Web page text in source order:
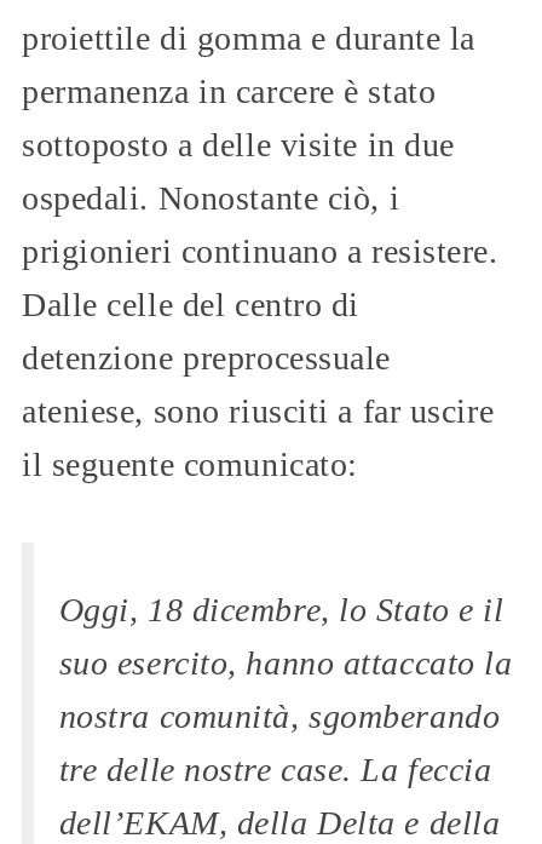
proiettile di gomma e durante la
permanenza in carcere è stato
sottoposto a delle visite in due
ospedali. Nonostante ciò, i
prigionieri continuano a resistere.
Dalle celle del centro di
detenzione preprocessuale
ateniese, sono riusciti a far uscire
il seguente comunicato:
Oggi, 18 dicembre, lo Stato e il
suo esercito, hanno attaccato la
nostra comunità, sgomberando
tre delle nostre case. La feccia
dell’EKAM, della Delta e della